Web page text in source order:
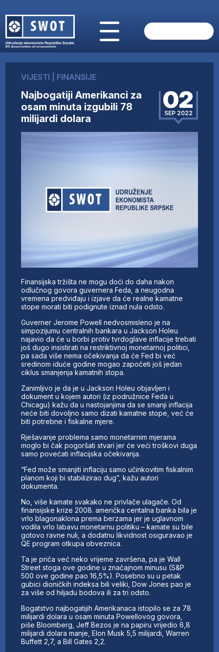
O NAMA
AKTUELNO
ANALIZE
KOMPANIJE
FINANSIJE
UČLANI SE
VIJESTI FINANSIJE
Najbogatiji Amerikanci za
osam minuta izgubili 78
milijardi dolara
02
SEP 2022
Finansijska tržišta ne mogu doći do daha nakon
odlučnog govora guvernera Feda, a neugodna
vremena predviđaju i izjave da će realne kamatne
stope morati biti podignute iznad nula odsto.
Guverner Jerome Powell nedvosmisleno je na
simpozijumu centralnih bankara u Jackson Holeu
najavio da će u borbi protiv tvrdoglave inflacije trebati
još dugo insistirati na restriktivnoj monetarnoj politici,
pa sada više nema očekivanja da će Fed bi već
sredinom iduće godine mogao započeti još jedan
ciklus smanjenja kamatnih stopa.
Zanimljivo je da je u Jackson Holeu objavljen i
dokument u kojem autori (iz podružnice Feda u
Chicagu) kažu da u nastojanjima da se smanji inflacija
neće biti dovoljno samo dizati kamatne stope, već će
biti potrebne i fiskalne mjere.
Rješavanje problema samo monetarnim mjerama
moglo bi čak pogoršati stvari jer će veći troškovi duga
samo povećati inflacijska očekivanja.
“Fed može smanjiti inflaciju samo učinkovitim fiskalnim
planom koji bi stabilizirao dug”, kažu autori
dokumenta.
No, više kamate svakako ne privlače ulagače. Od
finansijske krize 2008. američka centalna banka bila je
vrlo blagonaklona prema berzama jer je uglavnom
vodila vrlo labavu monetarnu politiku – kamate su bile
gotovo ravne nuli, a dodatnu likvidnost osiguravao je
QE program otkupa obveznica.
Ta je priča već neko vrijeme završena, pa je Wall
Street stoga ove godine u značajnom minusu (S&P
500 ove godine pao 16,5%). Posebno su u petak
gubici dioničkih indeksa bili veliki, Dow Jones pao je
za više od hiljadu bodova ili za tri odsto.
Bogatstvo najbogatijih Amerikanaca istopilo se za 78
milijardi dolara u osam minuta Powellovog govora,
piše Bloomberg, Jeff Bezos je na papiru vrijedio 6,8
milijardi dolara manje, Elon Musk 5,5 milijardi, Warren
Buffett 2,7, a Bill Gates 2,2.